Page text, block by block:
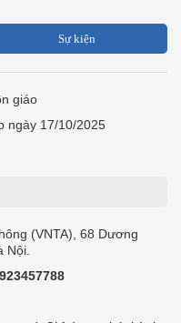
Sự kiện
giáo
ngày 17/10/2025
(VNTA), 68 Dương
Nội.